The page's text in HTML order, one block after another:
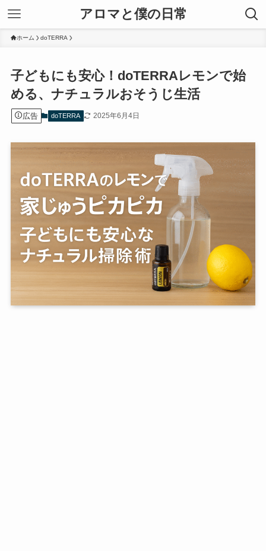
アロマと僕の日常
ホーム doTERRA
子どもにも安心！doTERRAレモンで始
める、ナチュラルおそうじ生活
広告 doTERRA 2025年6月4日